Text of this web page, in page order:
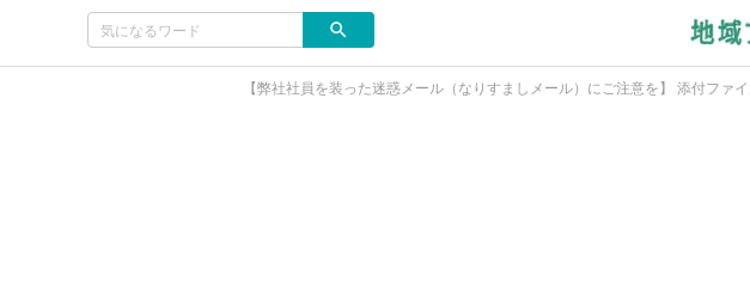
【弊社社員を装った迷惑メール（なりすましメール）にご注意を】 添付ファ